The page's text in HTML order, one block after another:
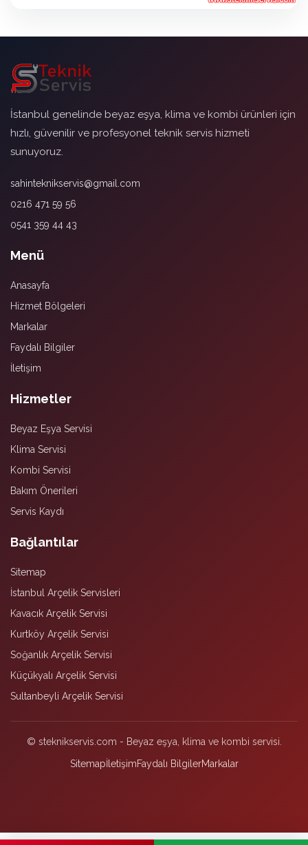
İstanbul genelinde beyaz eşya, klima ve kombi ürünleri için
hızlı, güvenilir ve profesyonel teknik servis hizmeti
sunuyoruz.
sahinteknikservis@gmail.com
0216 471 59 56
0541 359 44 43
Menü
Anasayfa
Hizmet Bölgeleri
Markalar
Faydalı Bilgiler
İletişim
Hizmetler
Beyaz Eşya Servisi
Klima Servisi
Kombi Servisi
Bakım Önerileri
Servis Kaydı
Bağlantılar
Sitemap
İstanbul Arçelik Servisleri
Kavacık Arçelik Servisi
Kurtköy Arçelik Servisi
Soğanlık Arçelik Servisi
Küçükyalı Arçelik Servisi
Sultanbeyli Arçelik Servisi
© steknikservis.com - Beyaz eşya, klima ve kombi servisi.
SitemapİletişimFaydalı BilgilerMarkalar